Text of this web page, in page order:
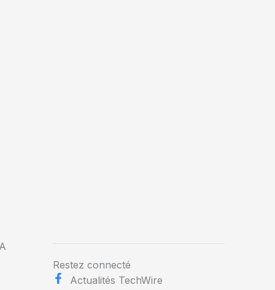
Restez connecté
Actualités TechWire